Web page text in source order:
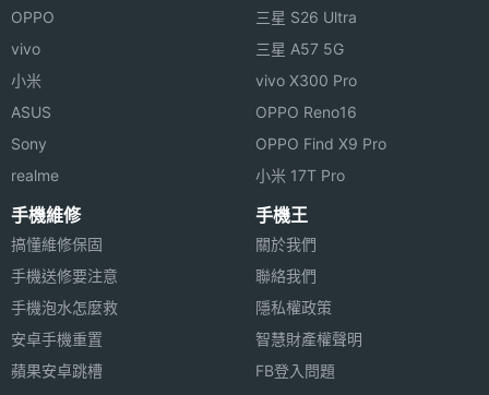
OPPO
vivo
小米
ASUS
Sony
realme
三星 S26 Ultra
三星 A57 5G
vivo X300 Pro
OPPO Reno16
OPPO Find X9 Pro
小米 17T Pro
手機維修
搞懂維修保固
手機送修要注意
手機泡水怎麼救
安卓手機重置
蘋果安卓跳槽
手機王
關於我們
聯絡我們
隱私權政策
智慧財產權聲明
FB登入問題